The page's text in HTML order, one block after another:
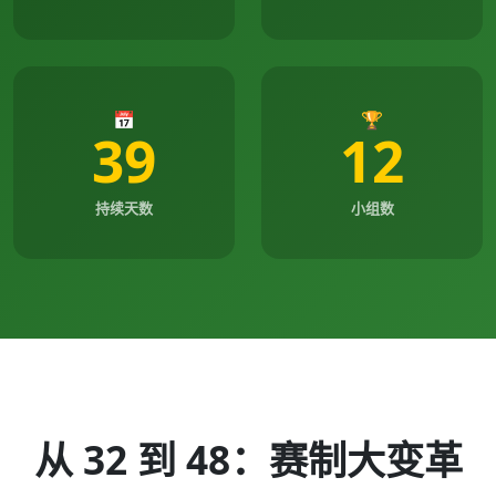
📅
39
持续天数
🏆
12
小组数
从 32 到 48：赛制大变革